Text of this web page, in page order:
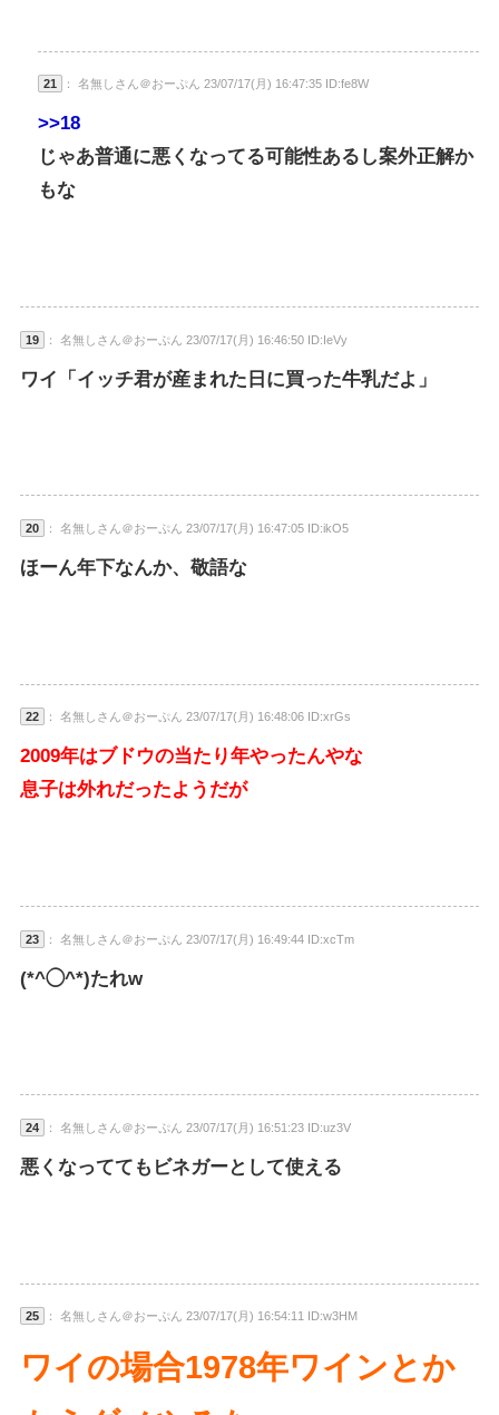
21 ： 名無しさん＠おーぷん 23/07/17(月) 16:47:35 ID:fe8W
>>18
じゃあ普通に悪くなってる可能性あるし案外正解か
もな
19 ： 名無しさん＠おーぷん 23/07/17(月) 16:46:50 ID:IeVy
ワイ「イッチ君が産まれた日に買った牛乳だよ」
20 ： 名無しさん＠おーぷん 23/07/17(月) 16:47:05 ID:ikO5
ほーん年下なんか、敬語な
22 ： 名無しさん＠おーぷん 23/07/17(月) 16:48:06 ID:xrGs
2009年はブドウの当たり年やったんやな
息子は外れだったようだが
23 ： 名無しさん＠おーぷん 23/07/17(月) 16:49:44 ID:xcTm
(*^◯^*)たれw
24 ： 名無しさん＠おーぷん 23/07/17(月) 16:51:23 ID:uz3V
悪くなっててもビネガーとして使える
25 ： 名無しさん＠おーぷん 23/07/17(月) 16:54:11 ID:w3HM
ワイの場合1978年ワインとか